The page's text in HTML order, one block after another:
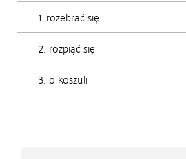
1. rozebrać się
2. rozpiąć się
3. o koszuli